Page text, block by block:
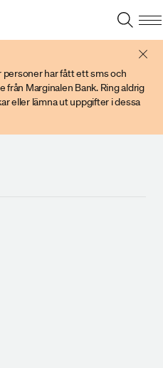
har fått ett sms och
från Marginalen Bank. Ring aldrig
eller lämna ut uppgifter i dessa
använd senare versioner av t ex